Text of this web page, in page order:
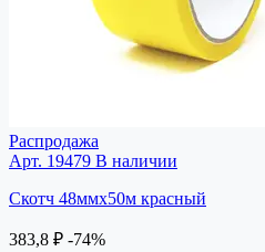
Распродажа
Арт. 19479 В наличии
Скотч 48ммх50м красный
383,8 ₽ -74%